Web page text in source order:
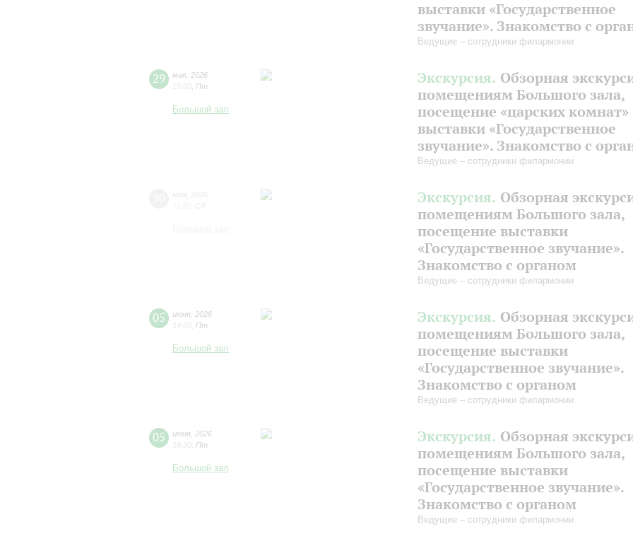
выставки «Государственное
звучание». Знакомство с
Ведущие – сотрудники филармонии
29 мая 2026
15:00 Пт
Большой зал
Экскурсия. Обзорная
помещениям Большого зала,
посещение «царских комнат»
выставки «Государственное
звучание». Знакомство с
Ведущие – сотрудники филармонии
Экскурсия. Обзорная
помещениям Большого зала,
посещение выставки
«Государственное звучание».
Знакомство с органом
Ведущие – сотрудники филармонии
05 июня 2026
14:00 Пт
Большой зал
Экскурсия. Обзорная
помещениям Большого зала,
посещение выставки
«Государственное звучание».
Знакомство с органом
Ведущие – сотрудники филармонии
05 июня 2026
16:30 Пт
Большой зал
Экскурсия. Обзорная
помещениям Большого зала,
посещение выставки
«Государственное звучание».
Знакомство с органом
Ведущие – сотрудники филармонии